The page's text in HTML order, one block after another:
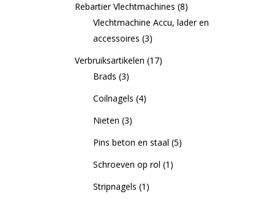
Rebartier Vlechtmachines (8)
Vlechtmachine Accu, lader en
accessoires (3)
Verbruiksartikelen (17)
Brads (3)
Coilnagels (4)
Nieten (3)
Pins beton en staal (5)
Schroeven op rol (1)
Stripnagels (1)